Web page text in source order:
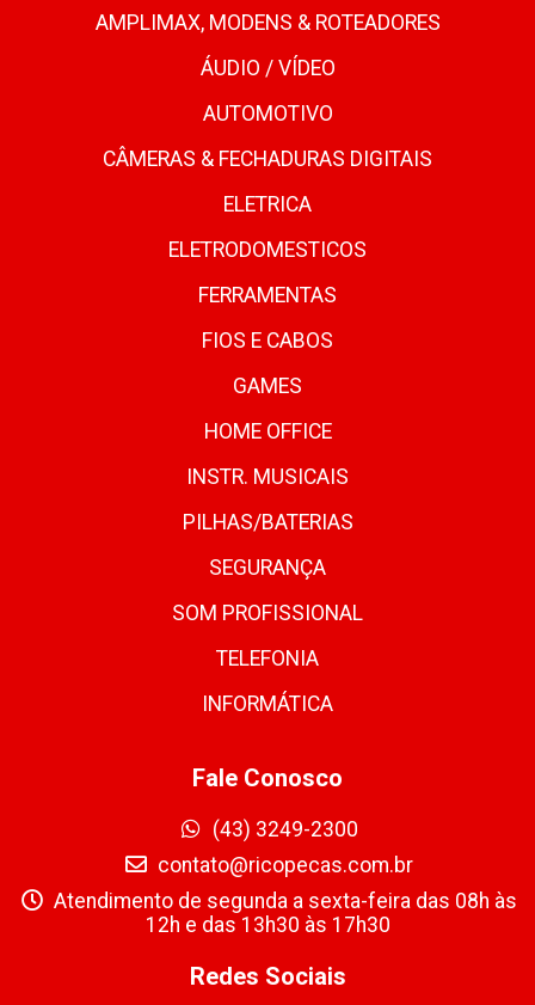
AMPLIMAX, MODENS & ROTEADORES
ÁUDIO / VÍDEO
AUTOMOTIVO
CÂMERAS & FECHADURAS DIGITAIS
ELETRICA
ELETRODOMESTICOS
FERRAMENTAS
FIOS E CABOS
GAMES
HOME OFFICE
INSTR. MUSICAIS
PILHAS/BATERIAS
SEGURANÇA
SOM PROFISSIONAL
TELEFONIA
INFORMÁTICA
Fale Conosco
(43) 3249-2300
contato@ricopecas.com.br
Atendimento de segunda a sexta-feira das 08h às
12h e das 13h30 às 17h30
Redes Sociais